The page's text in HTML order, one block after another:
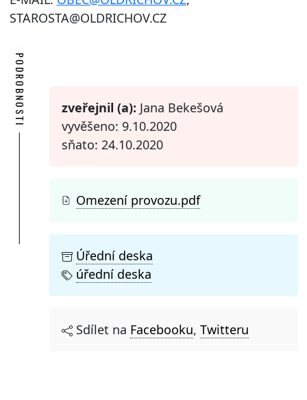
STAROSTA@OLDRICHOV.CZ
PODROBNOSTI zveřejnil (a): Jana Bekešová
vyvěšeno: 9.10.2020
sňato: 24.10.2020
Omezení provozu.pdf
Úřední deska
úřední deska
Sdílet na Facebooku, Twitteru